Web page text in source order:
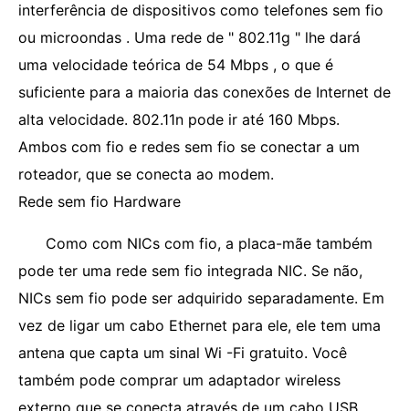
interferência de dispositivos como telefones sem fio
ou microondas . Uma rede de " 802.11g " lhe dará
uma velocidade teórica de 54 Mbps , o que é
suficiente para a maioria das conexões de Internet de
alta velocidade. 802.11n pode ir até 160 Mbps.
Ambos com fio e redes sem fio se conectar a um
roteador, que se conecta ao modem.
Rede sem fio Hardware
Como com NICs com fio, a placa-mãe também
pode ter uma rede sem fio integrada NIC. Se não,
NICs sem fio pode ser adquirido separadamente. Em
vez de ligar um cabo Ethernet para ele, ele tem uma
antena que capta um sinal Wi -Fi gratuito. Você
também pode comprar um adaptador wireless
externo que se conecta através de um cabo USB.